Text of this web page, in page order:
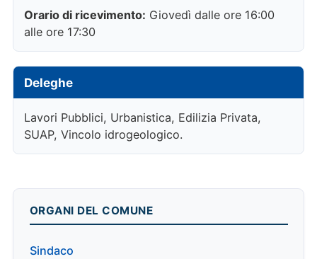
Orario di ricevimento: Giovedì dalle ore 16:00
alle ore 17:30
Deleghe
Lavori Pubblici, Urbanistica, Edilizia Privata,
SUAP, Vincolo idrogeologico.
ORGANI DEL COMUNE
Sindaco